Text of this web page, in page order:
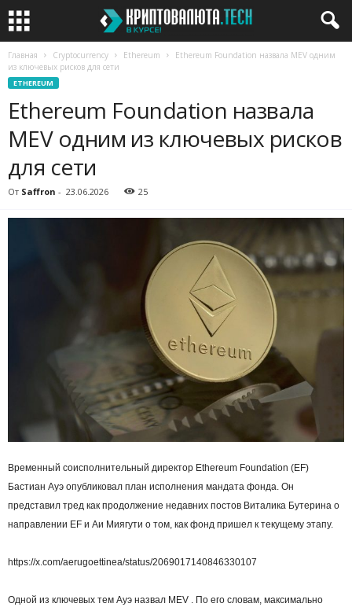
Главная Cryptocurrency Ethereum
Ethereum Foundation назвала MEV одним
из ключевых рисков для сети
ETHEREUM
Ethereum Foundation назвала
MEV одним из ключевых рисков
для сети
От Saffron - 23.06.2026 25
Временный соисполнительный директор Ethereum Foundation (EF)
Бастиан Ауэ опубликовал план исполнения мандата фонда. Он
представил тред как продолжение недавних постов Виталика Бутерина о
направлении EF и Аи Миягути о том, как фонд пришел к текущему этапу.
https://x.com/aerugoettinea/status/2069017140846330107
Одной из ключевых тем Ауэ назвал MEV . По его словам, максимально